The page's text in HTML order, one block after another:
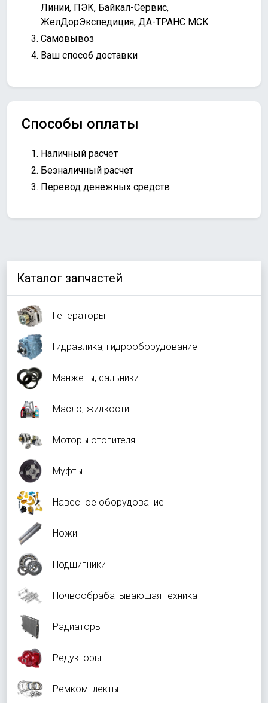
Каталог запчастей
Генераторы
Гидравлика, гидрооборудование
Манжеты, сальники
Масло, жидкости
Моторы отопителя
Муфты
Навесное оборудование
Ножи
Подшипники
Почвообрабатывающая техника
Радиаторы
Редукторы
Ремкомплекты
Линии, ПЭК, Байкал-Сервис,
ЖелДорЭкспедиция, ДА-ТРАНС МСК
Самовывоз
Ваш способ доставки
Способы оплаты
Наличный расчет
Безналичный расчет
Перевод денежных средств